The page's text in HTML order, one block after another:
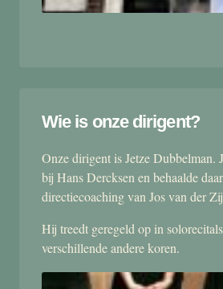
Wie is onze dirigent?
Onze dirigent is Jetze Dubbelman.
bij Hans Dercksen en behaalde
directiecoaching van Jos van der
Hij treedt geregeld op in
verschillende andere koren.